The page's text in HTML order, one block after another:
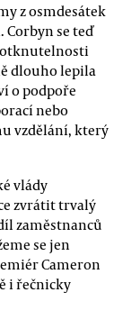
z osmdesátek
se teď
dlouho lepila
o podpoře
nebo
vzdělání, který
vlády
zvrátit trvalý
zaměstnanců
se jen
Cameron
i řečnicky